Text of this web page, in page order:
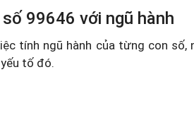
99646 với ngũ hành
tính ngũ hành của từng con số,
tố đó.